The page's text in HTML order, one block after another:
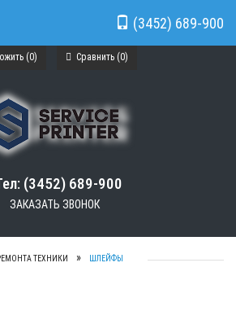
(0) Сравнить (0)
(3452) 689-900
ЗАКАЗАТЬ ЗВОНОК
(3452) 689-900
ТЕХНИКИ ШЛЕЙФЫ